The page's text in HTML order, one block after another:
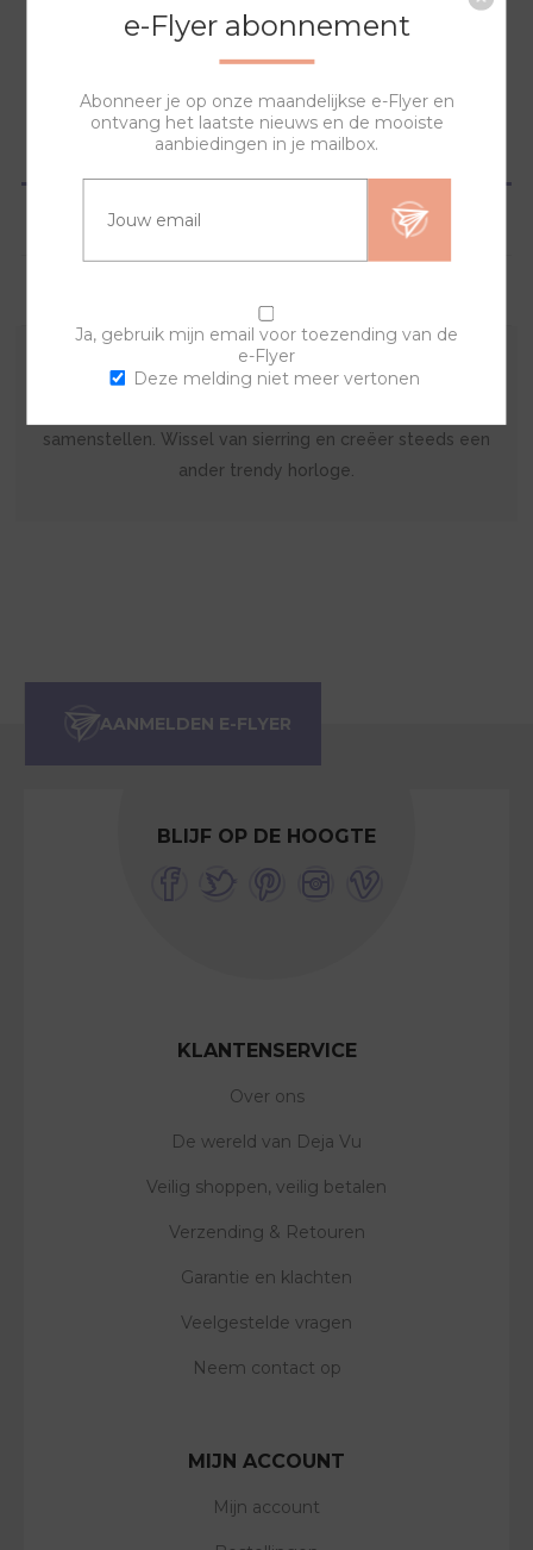
NAAR WINKELWAGEN
OVERZICHT
SPECIFICATIES
De sierring is gemaakt van acryl. Met deze kunststof
samenstellen. Wissel van sierring en creëer steeds een
ander trendy horloge.
BLIJF OP DE HOOGTE
KLANTENSERVICE
Over ons
De wereld van Deja Vu
Veilig shoppen, veilig betalen
Verzending & Retouren
Garantie en klachten
Veelgestelde vragen
Neem contact op
MIJN ACCOUNT
Mijn account
e-Flyer abonnement
Abonneer je op onze maandelijkse e-Flyer en
ontvang het laatste nieuws en de mooiste
aanbiedingen in je mailbox.
Ja, gebruik mijn email voor toezending van de
e-Flyer
Deze melding niet meer vertonen